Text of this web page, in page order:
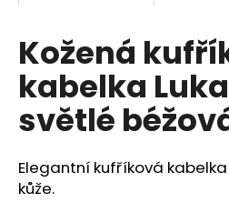
Kožená
kabelka
světlé
Elegantní kufříková
kůže.
D
o
p
r
č
u